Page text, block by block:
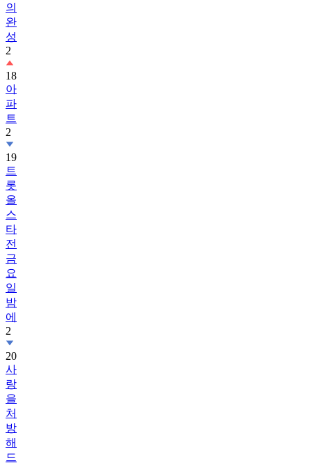
의
완
성
2
18
아
파
트
2
19
트
롯
올
스
타
전
금
요
일
밤
에
2
20
사
랑
을
처
방
해
드